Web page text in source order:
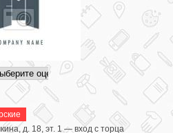
д. 18, эт. 1 — вход с торца